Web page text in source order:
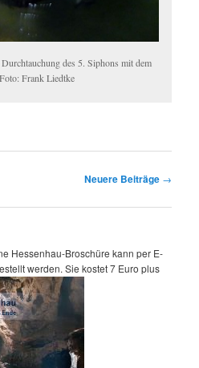
des 5. Siphons mit dem
Frank Liedtke
Neuere Beiträge →
Hessenhau-Broschüre kann per E-
werden. Sie kostet 7 Euro plus